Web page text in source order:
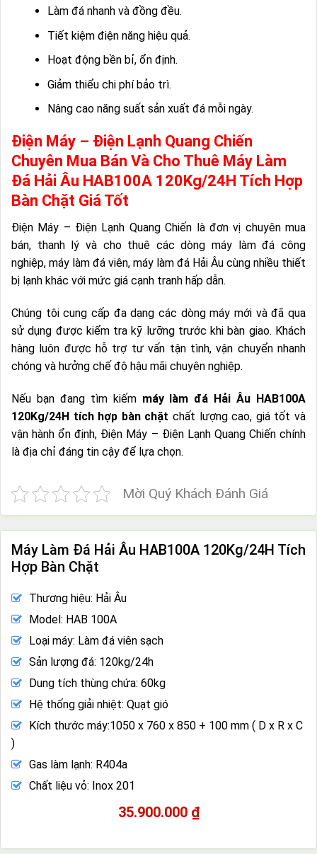
Làm đá nhanh và đồng đều.
Tiết kiệm điện năng hiệu quả.
Hoạt động bền bỉ, ổn định.
Giảm thiểu chi phí bảo trì.
Nâng cao năng suất sản xuất đá mỗi ngày.
Điện Máy – Điện Lạnh Quang Chiến
Chuyên Mua Bán Và Cho Thuê Máy Làm
Đá Hải Âu HAB100A 120Kg/24H Tích Hợp
Bàn Chặt Giá Tốt
Điện Máy – Điện Lạnh Quang Chiến là đơn vị chuyên mua
bán, thanh lý và cho thuê các dòng máy làm đá công
nghiệp, máy làm đá viên, máy làm đá Hải Âu cùng nhiều thiết
bị lạnh khác với mức giá cạnh tranh hấp dẫn.
Chúng tôi cung cấp đa dạng các dòng máy mới và đã qua
sử dụng được kiểm tra kỹ lưỡng trước khi bàn giao. Khách
hàng luôn được hỗ trợ tư vấn tận tình, vận chuyển nhanh
chóng và hưởng chế độ hậu mãi chuyên nghiệp.
Nếu bạn đang tìm kiếm máy làm đá Hải Âu HAB100A
120Kg/24H tích hợp bàn chặt chất lượng cao, giá tốt và
vận hành ổn định, Điện Máy – Điện Lạnh Quang Chiến chính
là địa chỉ đáng tin cậy để lựa chọn.
Mời Quý Khách Đánh Giá
Máy Làm Đá Hải Âu HAB100A 120Kg/24H Tích
Hợp Bàn Chặt
Thương hiệu: Hải Âu
Model: HAB 100A
Loại máy: Làm đá viên sạch
Sản lượng đá: 120kg/24h
Dung tích thùng chứa: 60kg
Hệ thống giải nhiệt: Quạt gió
Kích thước máy:1050 x 760 x 850 + 100 mm ( D x R x C
)
Gas làm lạnh: R404a
Chất liệu vỏ: Inox 201
35.900.000 ₫